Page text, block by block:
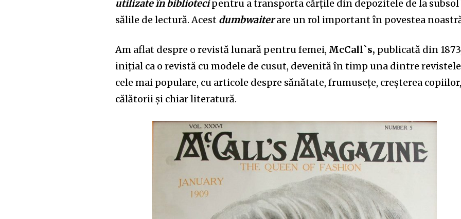
utilizate în bibliotecipentru a transporta cărțile din depozitele de la
sălile de lectură. Acest dumbwaiterare un rol important în povestea
Am aflat despre o revistă lunară pentru femei, McCall`s, publicată din
inițial ca o revistă cu modele de cusut, devenităîn timp una dintre revistele
cele mai populare, cu articole despre sănătate, frumusețe, creșterea copiilor,
călătorii și chiar literatură.